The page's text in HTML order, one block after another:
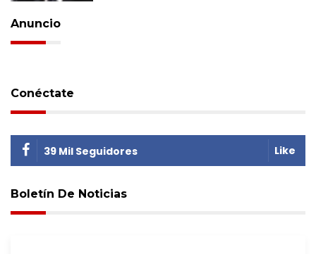
Anuncio
Conéctate
39 Mil Seguidores Like
Boletín De Noticias